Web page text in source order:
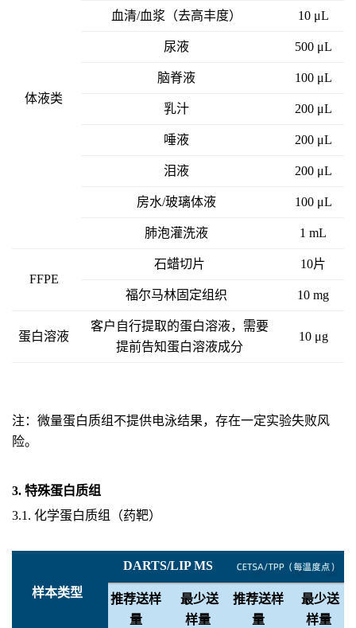
体液类
血清/血浆（去高丰度） 10 μL
尿液 500 μL
脑脊液 100 μL
乳汁 200 μL
唾液 200 μL
泪液 200 μL
房水/玻璃体液 100 μL
肺泡灌洗液 1 mL
FFPE
石蜡切片 10片
福尔马林固定组织 10 mg
蛋白溶液
客户自行提取的蛋白溶液，需要
提前告知蛋白溶液成分
10 μg
注：微量蛋白质组不提供电泳结果，存在一定实验失败风
险。
3. 特殊蛋白质组
3.1. 化学蛋白质组（药靶）
样本类型
DARTS/LIP MS
推荐送样
量
最少送
样量
推荐送样
量
最少送
样量